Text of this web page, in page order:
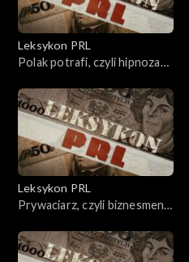
Leksykon PRL
Polak potrafi, czyli hipnoza
Leksykon PRL
Prywaciarz, czyli biznesmen